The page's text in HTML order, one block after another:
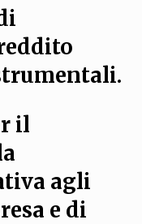
.
il
agli
e di